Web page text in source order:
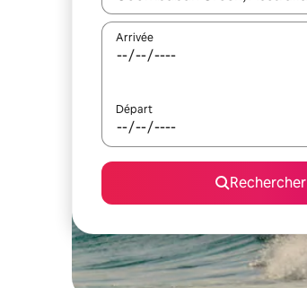
Arrivée
Départ
Rechercher